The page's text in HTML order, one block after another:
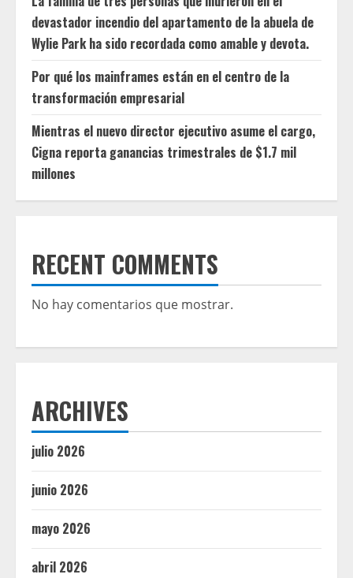
devastador incendio del apartamento de la abuela de
Wylie Park ha sido recordada como amable y devota.
Por qué los mainframes están en el centro de la
transformación empresarial
Mientras el nuevo director ejecutivo asume el cargo,
Cigna reporta ganancias trimestrales de $1.7 mil
millones
RECENT COMMENTS
No hay comentarios que mostrar.
ARCHIVES
julio 2026
junio 2026
mayo 2026
abril 2026